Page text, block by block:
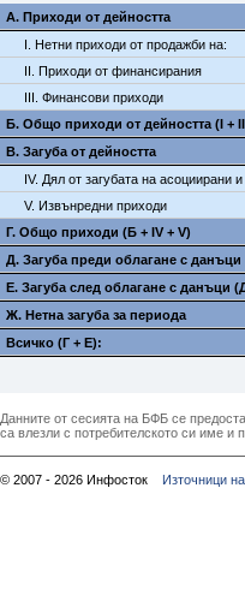
А. Приходи от дейността
I. Нетни приходи от продажби на:
II. Приходи от финансирания
III. Финансови приходи
Б. Общо приходи от дейността (I + II
В. Загуба от дейността
IV. Дял от загубата на асоциирани
V. Извънредни приходи
Г. Общо приходи (Б + IV + V)
Д. Загуба преди облагане с данъци
E. Загуба след облагане с данъци
Ж. Нетна загуба за периода
Всичко (Г + E):
Данните от сесията на БФБ се
са влезли с потребителското си име и
© 2007 - 2026 Инфосток Източници